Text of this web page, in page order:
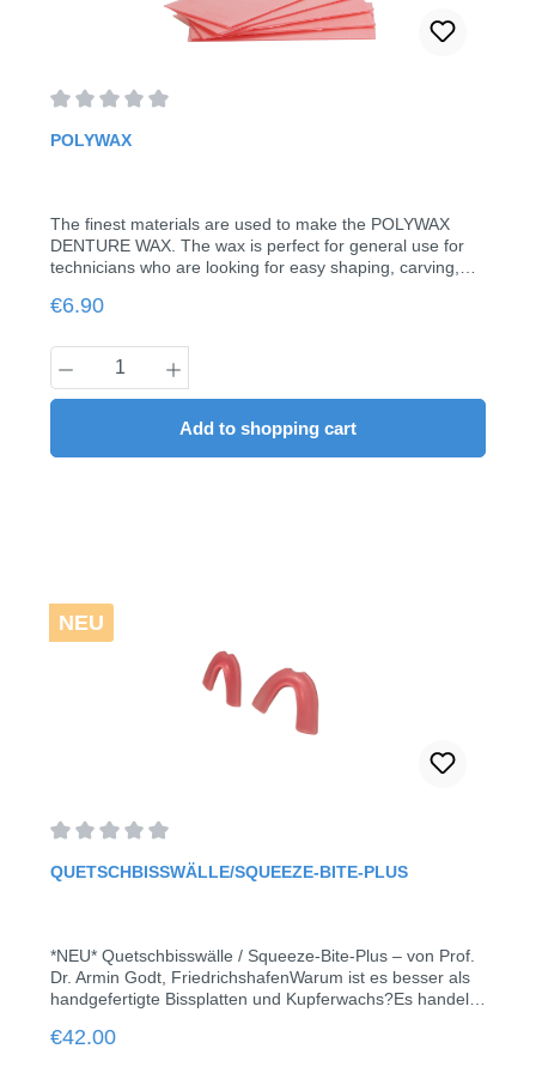
Average rating of 0 out of 5 stars
POLYWAX
The finest materials are used to make the POLYWAX
DENTURE WAX. The wax is perfect for general use for
technicians who are looking for easy shaping, carving,
cm per sheet
Regular price:
€6.90
Product Quantity: Enter the desired
Add to shopping cart
NEU
Average rating of 0 out of 5 stars
QUETSCHBISSWÄLLE/SQUEEZE-BITE-PLUS
*NEU* Quetschbisswälle / Squeeze-Bite-Plus – von Prof.
Dr. Armin Godt, FriedrichshafenWarum ist es besser als
handgefertigte Bissplatten und Kupferwachs?Es handelt
Größe und Dicke. Sie besitzt keine Zwischenschicht und
Regular price:
€42.00